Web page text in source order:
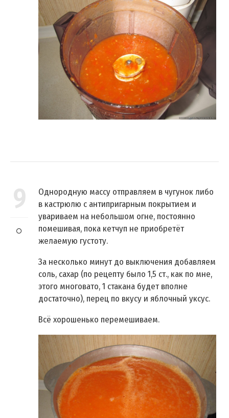
9
Однородную массу отправляем в чугунок либо
в кастрюлю с антипригарным покрытием и
увариваем на небольшом огне, постоянно
помешивая, пока кетчуп не приобретёт
желаемую густоту.
За несколько минут до выключения добавляем
соль, сахар (по рецепту было 1,5 ст., как по мне,
этого многовато, 1 стакана будет вполне
достаточно), перец по вкусу и яблочный уксус.
Всё хорошенько перемешиваем.